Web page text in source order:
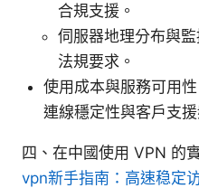
合規支援。
伺服器地理分布與
法規要求。
使用成本與服務可用
連線穩定性與客戶支援
四、在中國使用 VPN 的
vpn新手指南：高速稳定